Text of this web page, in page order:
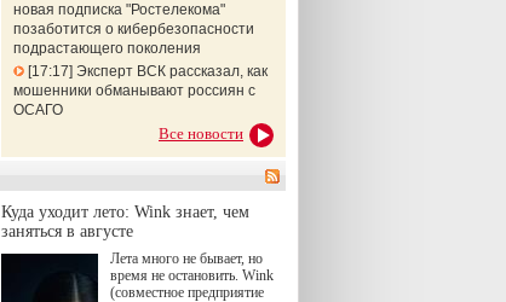
новая подписка "Ростелекома"
позаботится о кибербезопасности
подрастающего поколения
17:17 Эксперт ВСК рассказал, как
мошенники обманывают россиян с
ОСАГО
Все новости
Куда уходит лето: Wink знает, чем
заняться в августе
Лета много не бывает, но
время не остановить. Wink
(совместное предприятие